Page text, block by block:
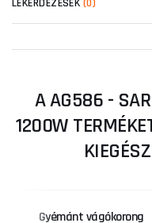
LEKÉRDEZÉSEK (0)
A AG586 -
1200W
Gyémánt vágókorong